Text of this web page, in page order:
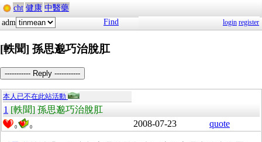
cht 健康 中醫藥
adm
Find login register
[軼聞] 孫思邈巧治脫肛
----------- Reply -----------
本人已不在此站活動
1 [軼聞] 孫思邈巧治脫肛
0 0 2008-07-23 quote